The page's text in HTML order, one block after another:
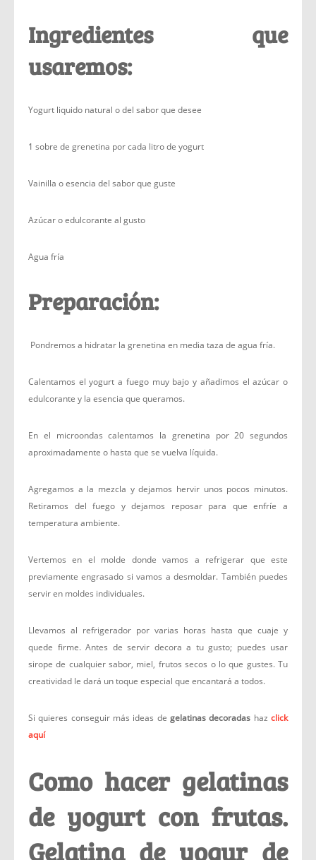
Ingredientes que
usaremos:
Yogurt liquido natural o del sabor que desee
1 sobre de grenetina por cada litro de yogurt
Vainilla o esencia del sabor que guste
Azúcar o edulcorante al gusto
Agua fría
Preparación:
Pondremos a hidratar la grenetina en media taza de agua fría.
Calentamos el yogurt a fuego muy bajo y añadimos el azúcar o
edulcorante y la esencia que queramos.
En el microondas calentamos la grenetina por 20 segundos
aproximadamente o hasta que se vuelva líquida.
Agregamos a la mezcla y dejamos hervir unos pocos minutos.
Retiramos del fuego y dejamos reposar para que enfríe a
temperatura ambiente.
Vertemos en el molde donde vamos a refrigerar que este
previamente engrasado si vamos a desmoldar. También puedes
servir en moldes individuales.
Llevamos al refrigerador por varias horas hasta que cuaje y
quede firme. Antes de servir decora a tu gusto; puedes usar
sirope de cualquier sabor, miel, frutos secos o lo que gustes. Tu
creatividad le dará un toque especial que encantará a todos.
Si quieres conseguir más ideas de gelatinas decoradas hazclick
aquí
Como hacer gelatinas
de yogurt con frutas.
Gelatina de yogur de